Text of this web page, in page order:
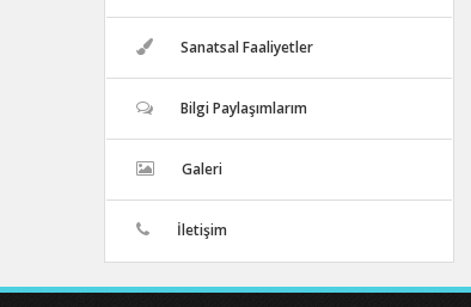
Sanatsal Faaliyetler
Bilgi Paylaşımlarım
Galeri
İletişim